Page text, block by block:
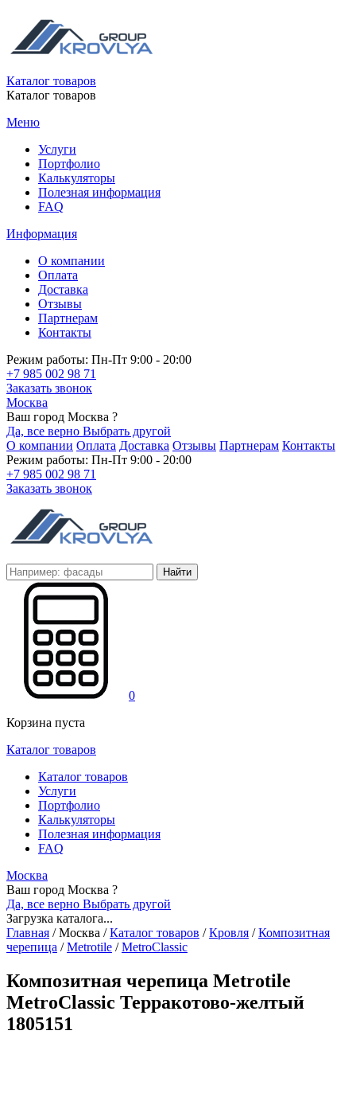
Каталог товаров
Каталог товаров
Меню
Услуги
Портфолио
Калькуляторы
Полезная информация
FAQ
Информация
О компании
Оплата
Доставка
Отзывы
Партнерам
Контакты
Режим работы: Пн-Пт 9:00 - 20:00
+7 985 002 98 71
Заказать звонок
Москва
Ваш город Москва ?
Да, все верно Выбрать другой
О компании Оплата Доставка Отзывы Партнерам Контакты
Режим работы: Пн-Пт 9:00 - 20:00
+7 985 002 98 71
Заказать звонок
Найти
0
Корзина пуста
Каталог товаров
Каталог товаров
Услуги
Портфолио
Калькуляторы
Полезная информация
FAQ
Москва
Ваш город Москва ?
Да, все верно Выбрать другой
Загрузка каталога...
Главная /Москва / Каталог товаров / Кровля / Композитная
черепица / Metrotile / MetroClassic
Композитная черепица Metrotile
MetroClassic Терракотово-желтый
1805151